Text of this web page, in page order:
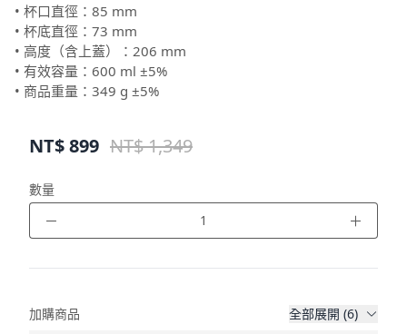
• 杯口直徑：85 mm
• 杯底直徑：73 mm
• 高度（含上蓋）：206 mm
• 有效容量：600 ml ±5%
• 商品重量：349 g ±5%
NT$899 NT$ 1,349
數量
－ ＋
加購商品 全部展開 (6)